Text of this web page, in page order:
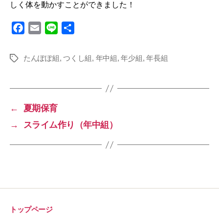
しく体を動かすことができました！
o
o
タ
たんぽぽ組, つくし組, 年中組,年少組,年長組
←
夏期保育
→
スライム作り（年中組）
トップページ